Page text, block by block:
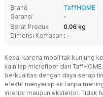
Brand
TaffHOME
Garansi
-
Berat Produk
0.06 kg
Dimensi Kemasan : -
Kesal karena mobil tak kunjung
kain lap microfiber dari
berkualitas dengan daya serap
efektif menyerap air tanpa
interior maupun eksterior. Tidak